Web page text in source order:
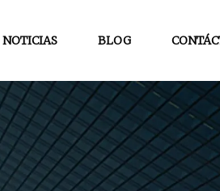
NOTICIAS BLOG